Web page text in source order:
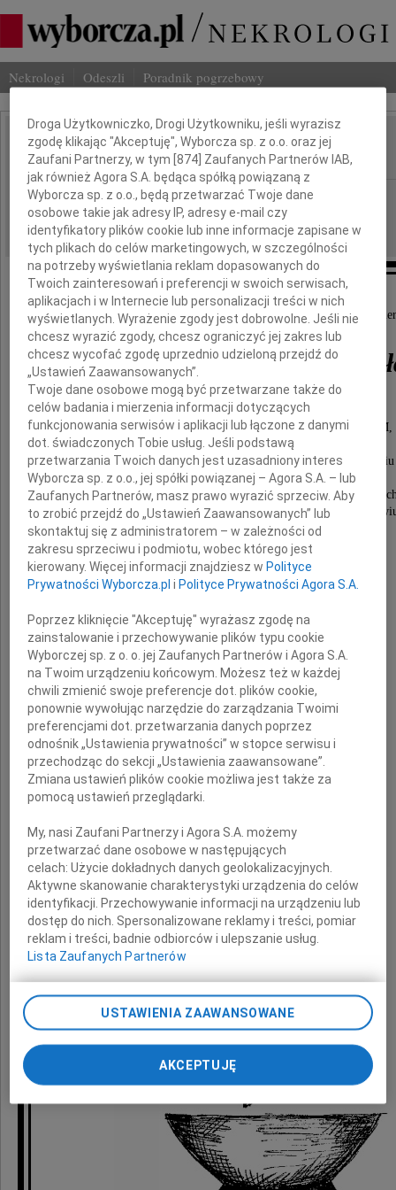
Nekrologi Odeszli Poradnik pogrzebowy
IMIĘ I NAZWISKO: Zbigniew Pochciał
REGION: Wrocław
DATA EMISJI: 09.12.2010
Z głębokim bólem przyjęliśmy wiadomość o
dr. Zbigniewa
Pioniera Polskiej Miedzi,
wieloletniego Dyrektora Technicznego KGHM,
Dyrektora Naczelnego
Okręgowego Urzędu Górniczego we Wrocławiu
oraz Dyrektora Naczelnego
Zakładów Naukowo-Badawczych i
Przemysłu Miedziowego "Cuprum? we
Rodzinie
Przyjaciołom
Zmarłego
wyrazy szczerego współczucia
składają
KGHM Polska Miedź SA
Dbamy o Twoją prywatność
Droga Użytkowniczko, Drogi Użytkowniku, jeśli wyrazisz
zgodę klikając "Akceptuję", Wyborcza sp. z o.o. oraz jej
Zaufani Partnerzy, w tym [874] Zaufanych Partnerów IAB,
jak również Agora S.A. będąca spółką powiązaną z
Wyborcza sp. z o.o., będą przetwarzać Twoje dane
osobowe takie jak adresy IP, adresy e-mail czy
identyfikatory plików cookie lub inne informacje zapisane w
tych plikach do celów marketingowych, w szczególności
na potrzeby wyświetlania reklam dopasowanych do
Twoich zainteresowań i preferencji w swoich serwisach,
aplikacjach i w Internecie lub personalizacji treści w nich
wyświetlanych. Wyrażenie zgody jest dobrowolne. Jeśli nie
chcesz wyrazić zgody, chcesz ograniczyć jej zakres lub
chcesz wycofać zgodę uprzednio udzieloną przejdź do
„Ustawień Zaawansowanych”.
Twoje dane osobowe mogą być przetwarzane także do
celów badania i mierzenia informacji dotyczących
funkcjonowania serwisów i aplikacji lub łączone z danymi
dot. świadczonych Tobie usług. Jeśli podstawą
przetwarzania Twoich danych jest uzasadniony interes
Wyborcza sp. z o.o., jej spółki powiązanej – Agora S.A. – lub
Zaufanych Partnerów, masz prawo wyrazić sprzeciw. Aby
to zrobić przejdź do „Ustawień Zaawansowanych” lub
skontaktuj się z administratorem – w zależności od
zakresu sprzeciwu i podmiotu, wobec którego jest
kierowany. Więcej informacji znajdziesz wPolityce
Prywatności Wyborcza.pl iPolityce Prywatności Agora S.A.
Poprzez kliknięcie "Akceptuję" wyrażasz zgodę na
zainstalowanie i przechowywanie plików typu cookie
Wyborczej sp. z o. o. jej Zaufanych Partnerów i Agora S.A.
na Twoim urządzeniu końcowym. Możesz też w każdej
chwili zmienić swoje preferencje dot. plików cookie,
ponownie wywołując narzędzie do zarządzania Twoimi
preferencjami dot. przetwarzania danych poprzez
odnośnik „Ustawienia prywatności” w stopce serwisu i
przechodząc do sekcji „Ustawienia zaawansowane”.
Zmiana ustawień plików cookie możliwa jest także za
pomocą ustawień przeglądarki.
My, nasi Zaufani Partnerzy i Agora S.A. możemy
przetwarzać dane osobowe w następujących
celach:Użycie dokładnych danych geolokalizacyjnych.
Aktywne skanowanie charakterystyki urządzenia do celów
identyfikacji. Przechowywanie informacji na urządzeniu lub
dostęp do nich. Spersonalizowane reklamy i treści, pomiar
reklam i treści, badnie odbiorców i ulepszanie usług.
Lista Zaufanych Partnerów
USTAWIENIA ZAAWANSOWANE
AKCEPTUJĘ